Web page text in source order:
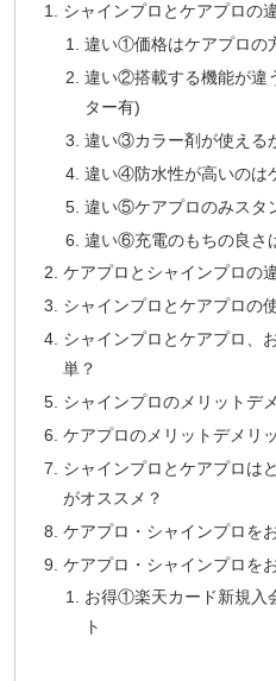
シャインプロとケアプロの
違い①価格はケアプロの
違い②搭載する機能が違
ター有)
違い③カラー剤が使える
違い④防水性が高いのは
違い⑤ケアプロのみスタ
違い⑥充電のもちの良さ
ケアプロとシャインプロの
シャインプロとケアプロの
シャインプロとケアプロ、
単？
シャインプロのメリットデ
ケアプロのメリットデメリ
シャインプロとケアプロは
がオススメ？
ケアプロ・シャインプロを
ケアプロ・シャインプロを
お得①楽天カード新規入
ト